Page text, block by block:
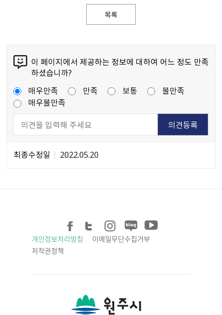
목록
이 페이지에서 제공하는 정보에 대하여 어느 정도 만족
하셨습니까?
매우만족
만족 보통
불만족
매우불만족
최종수정일 2022.05.20
개인정보처리방침
이메일무단수집거부
저작권정책